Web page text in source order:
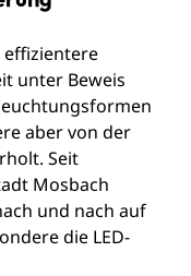
unter Beweis
aber von der
Seit
Mosbach
und nach auf
die LED-